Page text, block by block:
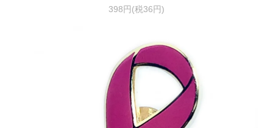
398円(税36円)